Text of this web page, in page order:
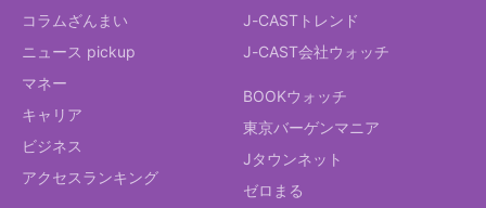
コラムざんまい
ニュース pickup
マネー
キャリア
ビジネス
アクセスランキング
J-CASTトレンド
J-CAST会社ウォッチ
BOOKウォッチ
東京バーゲンマニア
Jタウンネット
ゼロまる